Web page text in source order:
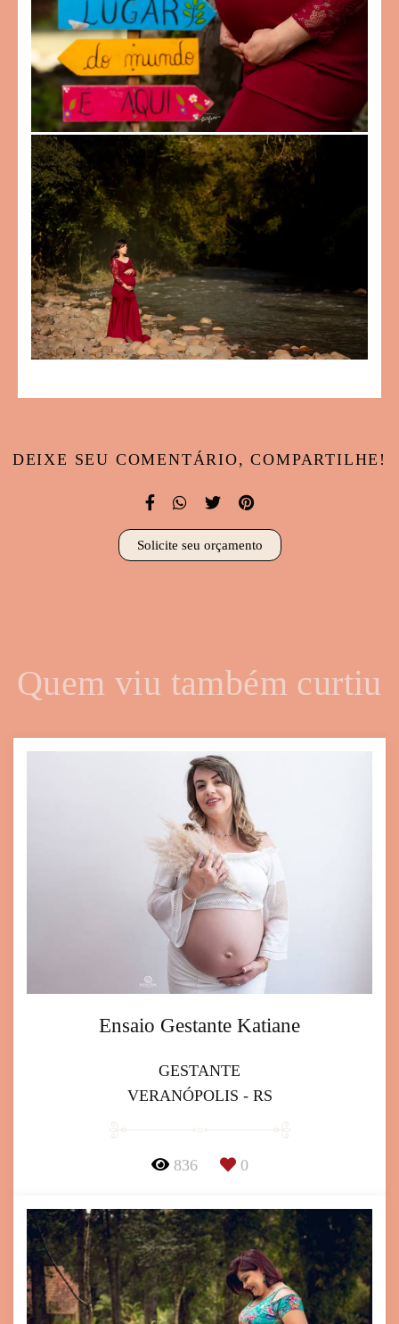
DEIXE SEU COMENTÁRIO, COMPARTILHE!
Solicite seu orçamento
Quem viu também curtiu
Ensaio Gestante Katiane
GESTANTE
VERANÓPOLIS - RS
836 0